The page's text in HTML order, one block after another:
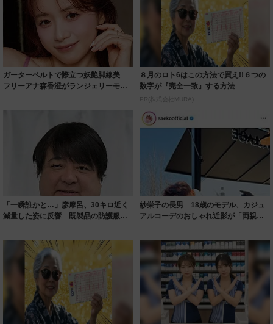
ガーターベルトで際立つ妖艶脚線美
フリーアナ森香澄がランジェリーモデ
８月のロト6はこの方法で買え!!６つの
数字が『完全一致』する方法
PR(株式会社MURA)
「一瞬誰かと…」彦摩呂、30キロ近く
減量した姿に反響 既製品の防護服が
紗栄子の長男 18歳のモデル、カジュ
アルコーデのおしゃれ近影が「両親の